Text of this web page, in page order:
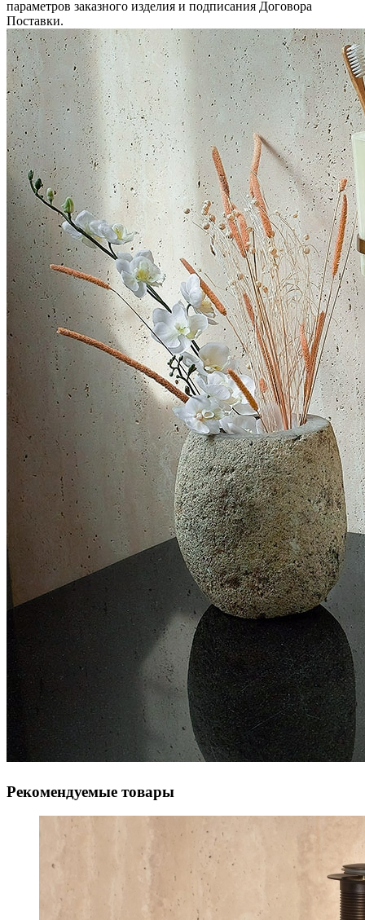
параметров заказного изделия и подписания Договора
Поставки.
Рекомендуемые товары